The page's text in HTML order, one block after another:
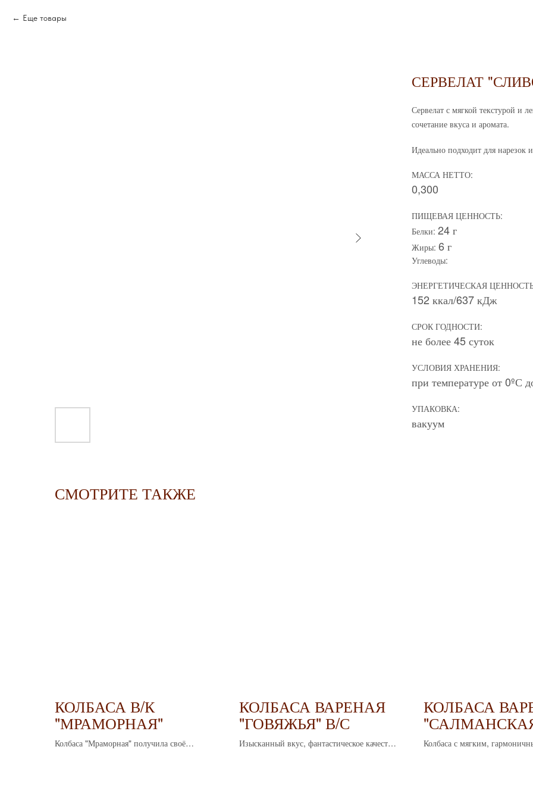
Еще товары
СЕРВЕЛАТ
Сервелат с мягкой текстурой и
сочетание вкуса и аромата.
Идеально подходит для нарезок
МАССА НЕТТО:
0,300
ПИЩЕВАЯ ЦЕННОСТЬ:
Белки: 24 г
Жиры: 6 г
Углеводы:
ЭНЕРГЕТИЧЕСКАЯ
152 ккал/637 кДж
СРОК ГОДНОСТИ:
не более 45 суток
УСЛОВИЯ ХРАНЕНИЯ:
при температуре от 0ºС
УПАКОВКА:
вакуум
СМОТРИТЕ ТАКЖЕ
КОЛБАСА В/К
"МРАМОРНАЯ"
Колбаса "Мраморная" получила своё
КОЛБАСА ВАРЕНАЯ
"ГОВЯЖЬЯ" В/С
Изысканный вкус, фантастическое качество
КОЛБАСА
Колбаса с мягким,